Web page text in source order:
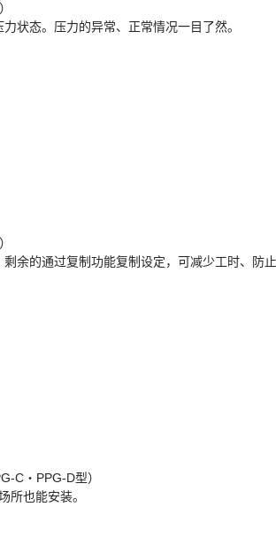
状态。压力的异常、正常情况一目了然。
余的通过复制功能复制设定，可减少工时、防止
C・PPG-D型）
所也能安装。